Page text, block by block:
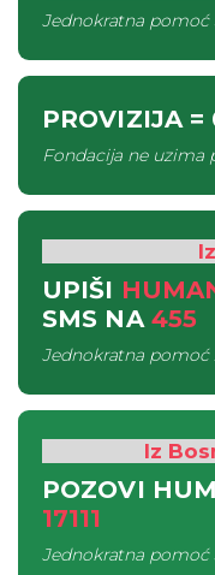
Jednokratna pomoć
PROVIZIJA=
Fondacija ne uzima
UPIŠI
SMS NA 455
Jednokratna pomoć
Iz
POZOVI
17111
Jednokratna pomoć